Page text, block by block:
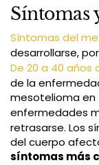
Síntomas
Síntomas del
desarrollarse,
De 20 a 40 años
de la
mesotelioma en
enfermedades
retrasarse. Los
del cuerpo
síntomas más